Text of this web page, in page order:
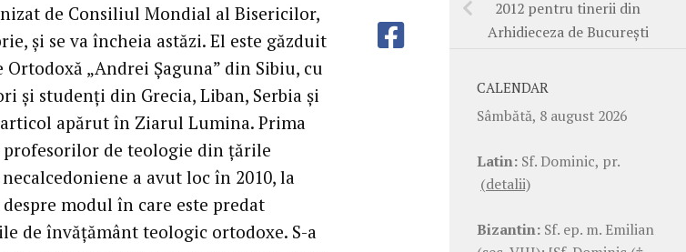
de Consiliul Mondial al Bisericilor,
şi se va încheia astăzi. El este găzduit
„Andrei Şaguna” din Sibiu, cu
şi studenţi din Grecia, Liban, Serbia şi
apărut în Ziarul Lumina. Prima
de teologie din ţările
a avut loc în 2010, la
modul în care este predat
de învăţământ teologic ortodoxe. S-a
2012 pentru tinerii din
Arhidieceza de Bucureşti
CALENDAR
Sâmbătă, 8 august 2026
Latin: Sf. Dominic, pr.
(detalii)
Bizantin: Sf. ep. m. Emilian